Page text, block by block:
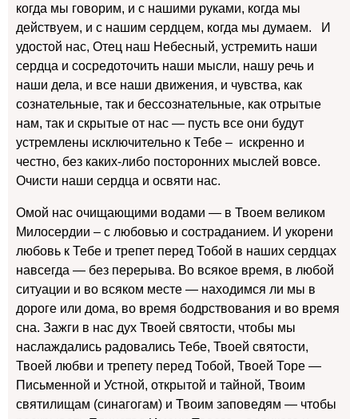
когда мы говорим, и с нашими руками, когда мы
действуем, и с нашим сердцем, когда мы думаем. И
удостой нас, Отец наш Небесный, устремить наши
сердца и сосредоточить наши мысли, нашу речь и
наши дела, и все наши движения, и чувства, как
сознательные, так и бессознательные, как отрытые
нам, так и скрытые от нас — пусть все они будут
устремлены исключительно к Тебе – искренно и
честно, без каких-либо посторонних мыслей вовсе.
Очисти наши сердца и освяти нас.
Омой нас очищающими водами — в Твоем великом
Милосердии – с любовью и состраданием. И укорени
любовь к Тебе и трепет перед Тобой в наших сердцах
навсегда — без перерыва. Во всякое время, в любой
ситуации и во всяком месте — находимся ли мы в
дороге или дома, во время бодрствования и во время
сна. Зажги в нас дух Твоей святости, чтобы мы
наслаждались радовались Тебе, Твоей святости,
Твоей любви и трепету перед Тобой, Твоей Торе —
Письменной и Устной, открытой и тайной, Твоим
святилищам (синагогам) и Твоим заповедям — чтобы